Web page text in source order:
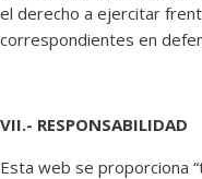
el derecho a ejercitar
correspondientes en
VII.- RESPONSABILIDAD
Esta web se proporciona